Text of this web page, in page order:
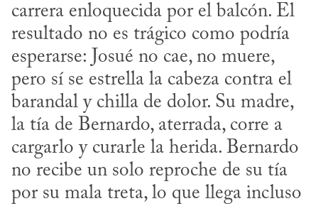
carrera enloquecida por el balcón. El
resultado no es trágico como podría
esperarse: Josué no cae, no muere,
pero sí se estrella la cabeza contra el
barandal y chilla de dolor. Su madre,
la tía de Bernardo, aterrada, corre a
cargarlo y curarle la herida. Bernardo
no recibe un solo reproche de su tía
por su mala treta, lo que llega incluso